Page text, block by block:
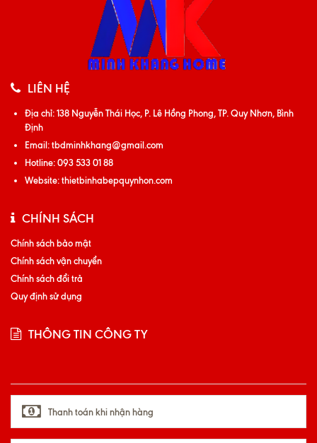
LIÊN HỆ
Địa chỉ:138 Nguyễn Thái Học, P. Lê Hồng Phong, TP. Quy Nhơn, Bình
Định
Email:tbdminhkhang@gmail.com
Hotline:093 533 01 88
Website:thietbinhabepquynhon.com
CHÍNH SÁCH
Chính sách bảo mật
Chính sách vận chuyển
Chính sách đổi trả
Quy định sử dụng
THÔNG TIN CÔNG TY
Thanh toán khi nhận hàng